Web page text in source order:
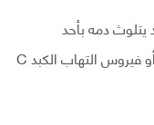
دمه بأحد
الفيروسات الخطرة كفيروس التهاب الكبد B أو فيروس التهاب الكبد C